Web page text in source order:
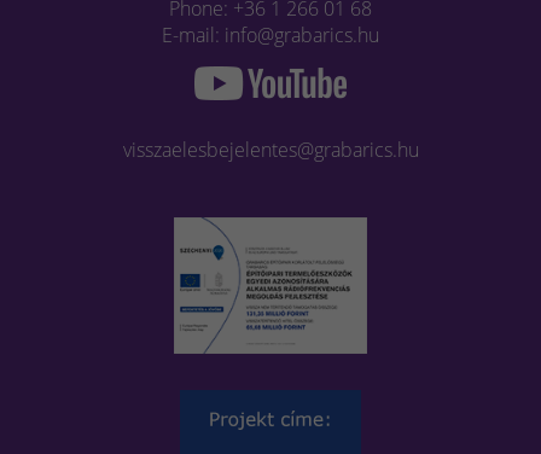
Phone: +36 1 266 01 68
E-mail: info@grabarics.hu
visszaelesbejelentes@grabarics.hu